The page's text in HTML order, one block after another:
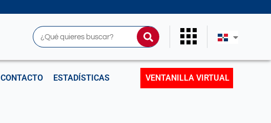
Buscar
CONTACTO ESTADÍSTICAS VENTANILLA VIRTUAL